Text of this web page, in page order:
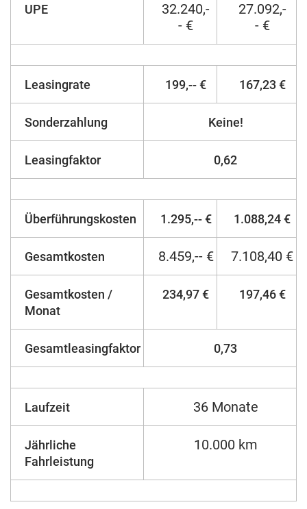
UPE
32.240,-
- €
27.092,-
- €
Leasingrate 199,-- € 167,23 €
Sonderzahlung Keine!
Leasingfaktor 0,62
Überführungskosten 1.295,-- € 1.088,24 €
Gesamtkosten 8.459,-- € 7.108,40 €
Gesamtkosten /
Monat
234,97 € 197,46 €
Gesamtleasingfaktor 0,73
Laufzeit 36 Monate
Jährliche
Fahrleistung
10.000 km